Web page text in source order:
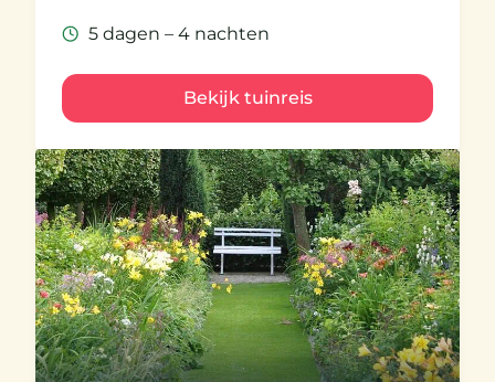
5 dagen – 4 nachten
Bekijk tuinreis